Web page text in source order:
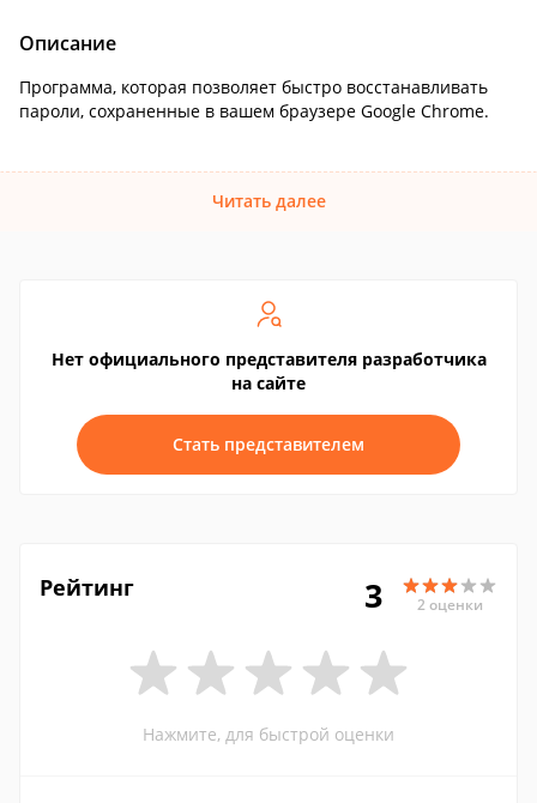
Описание
Программа, которая позволяет быстро восстанавливать
пароли, сохраненные в вашем браузере Google Chrome.
Читать далее
Нет официального представителя разработчика
на сайте
Стать представителем
Рейтинг 3 2 оценки
Нажмите, для быстрой оценки